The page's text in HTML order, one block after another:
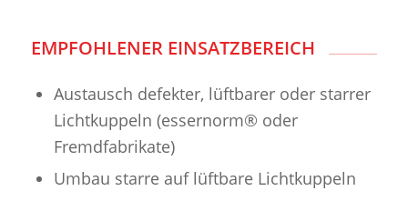
EMPFOHLENER EINSATZBEREICH
Austausch defekter, lüftbarer oder starrer
Lichtkuppeln (essernorm® oder
Fremdfabrikate)
Umbau starre auf lüftbare Lichtkuppeln